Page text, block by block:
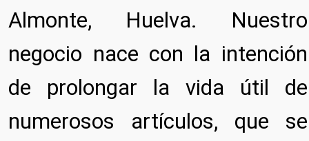
Almonte, Huelva. Nuestro
negocio nace con la intención
de prolongar la vida útil de
numerosos artículos, que se